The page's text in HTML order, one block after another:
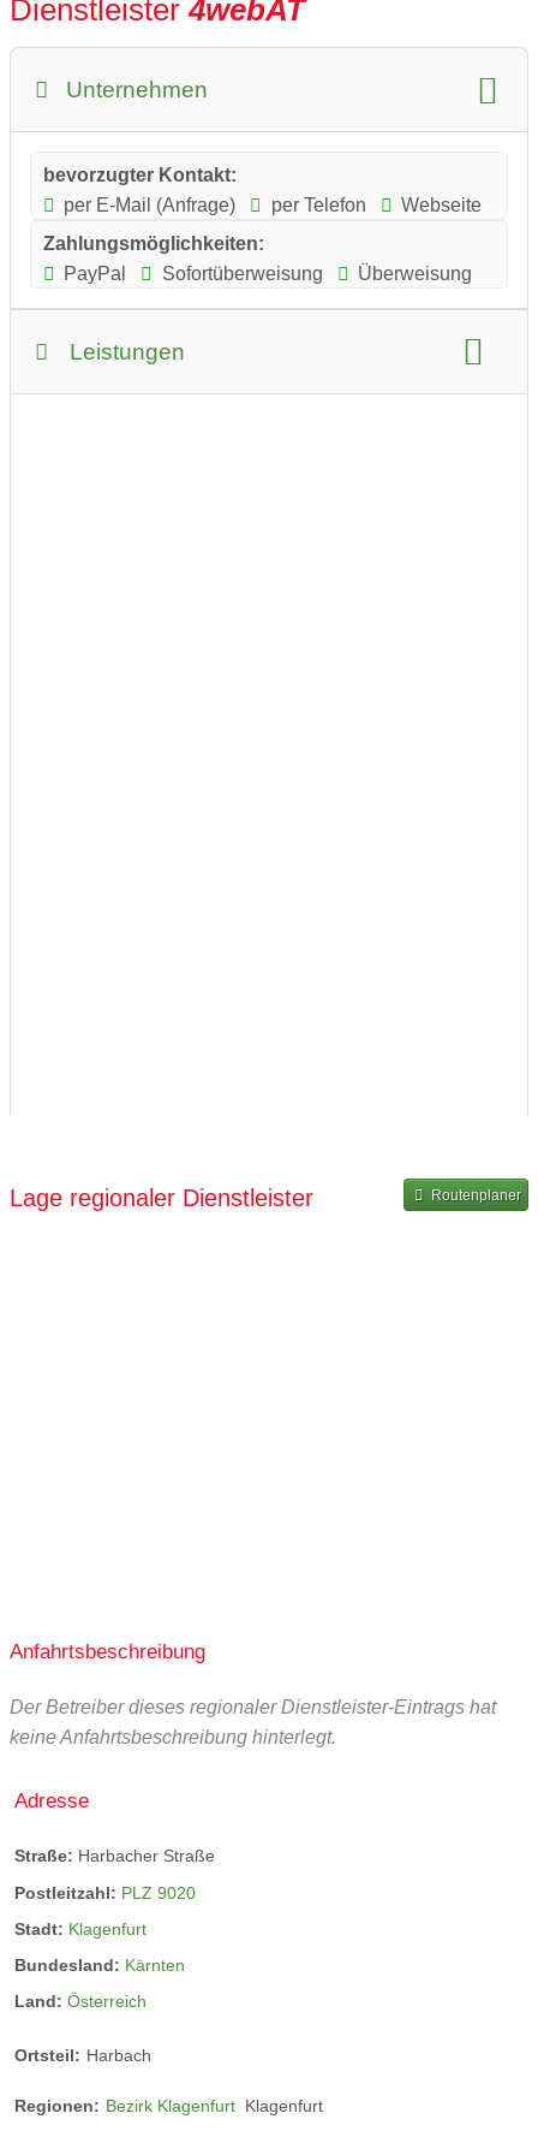
Dienstleister4webAT
Unternehmen
bevorzugter Kontakt:
per E-Mail (Anfrage)
per Telefon
Webseite
Zahlungsmöglichkeiten:
PayPal
Sofortüberweisung Überweisung
Leistungen
Lage regionaler Dienstleister Routenplaner
Anfahrtsbeschreibung
Der Betreiber dieses regionaler Dienstleister-Eintrags hat
keine Anfahrtsbeschreibung hinterlegt.
Adresse
Straße: Harbacher Straße
Postleitzahl: PLZ 9020
Stadt: Klagenfurt
Bundesland: Kärnten
Land: Österreich
Ortsteil: Harbach
Regionen: Bezirk Klagenfurt Klagenfurt